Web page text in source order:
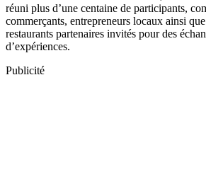
réuni plus d’une centaine de participants,
commerçants, entrepreneurs locaux ainsi
restaurants partenaires invités pour des
d’expériences.
Publicité